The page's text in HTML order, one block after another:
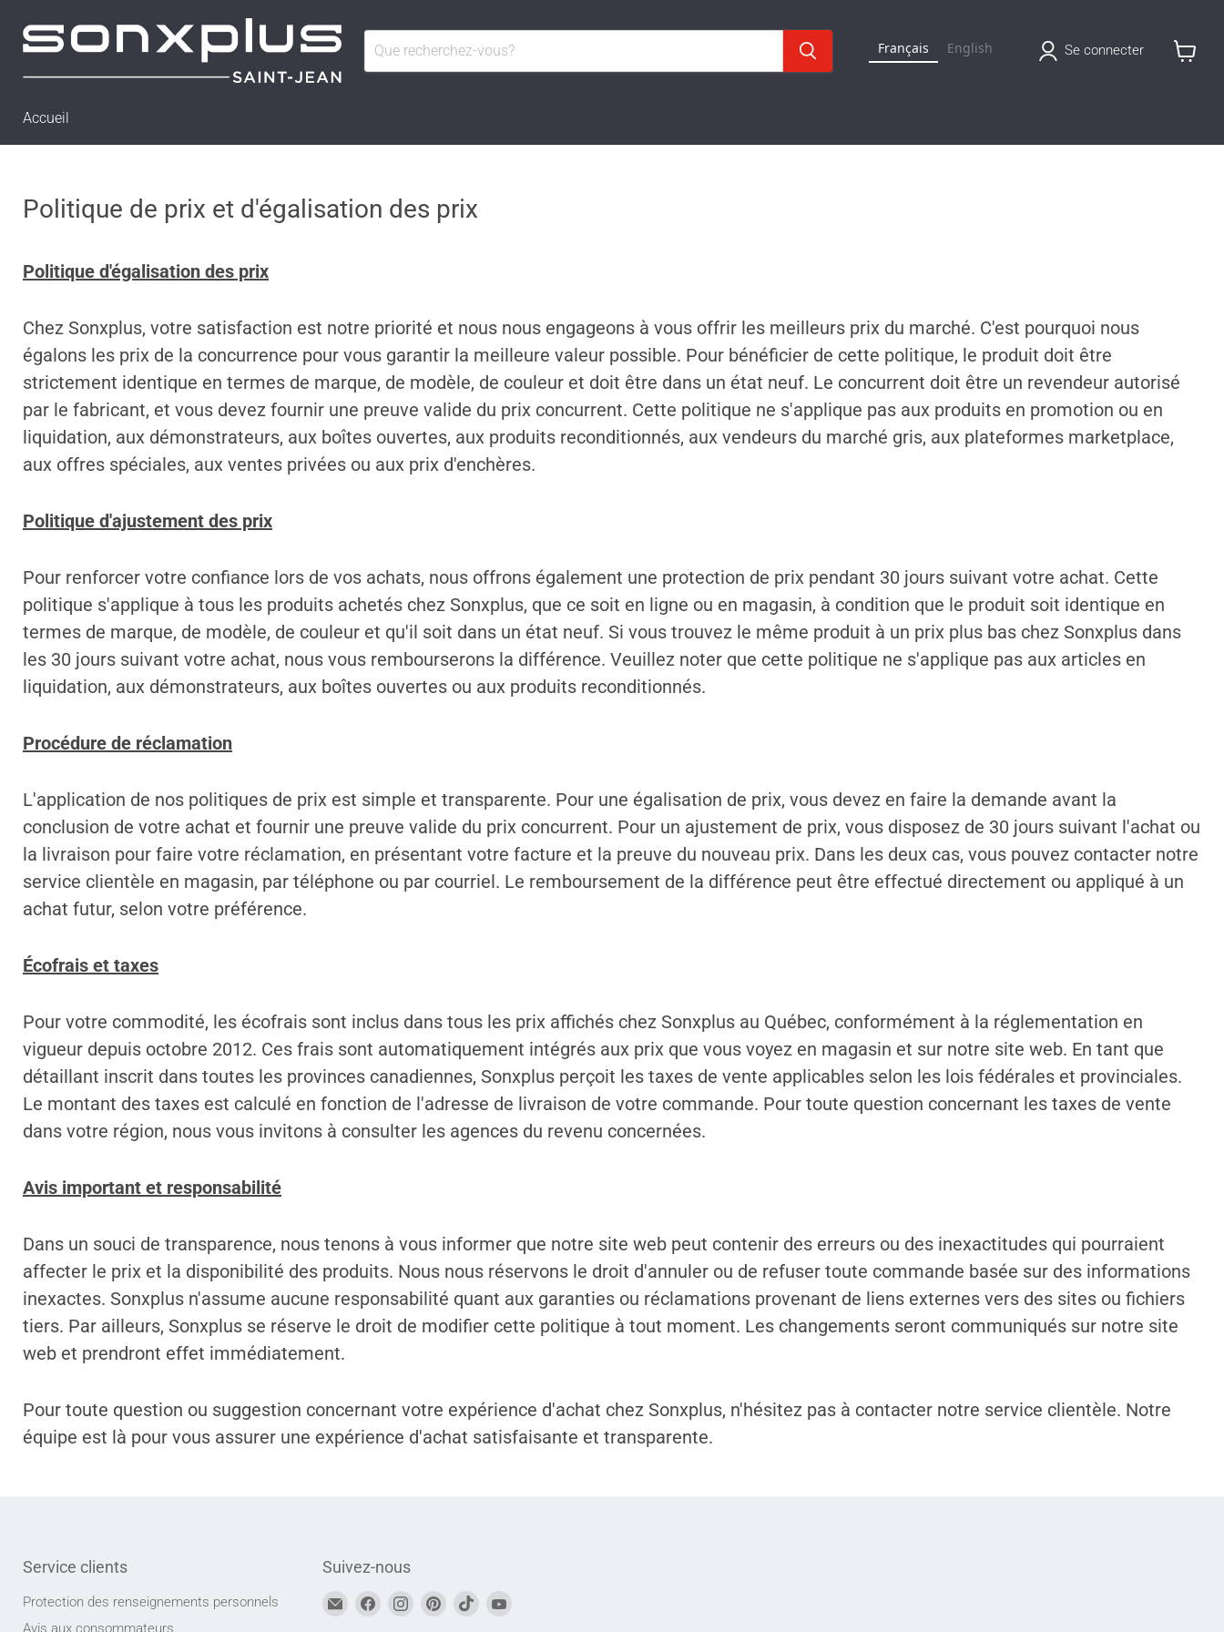
Français English Se connecter
Accueil
Politique de prix et d'égalisation des prix
Politique d'égalisation des prix
Chez Sonxplus, votre satisfaction est notre priorité et nous nous engageons à vous offrir les meilleurs prix du marché. C'est pourquoi nous
égalons les prix de la concurrence pour vous garantir la meilleure valeur possible. Pour bénéficier de cette politique, le produit doit être
strictement identique en termes de marque, de modèle, de couleur et doit être dans un état neuf. Le concurrent doit être un revendeur autorisé
par le fabricant, et vous devez fournir une preuve valide du prix concurrent. Cette politique ne s'applique pas aux produits en promotion ou en
liquidation, aux démonstrateurs, aux boîtes ouvertes, aux produits reconditionnés, aux vendeurs du marché gris, aux plateformes marketplace,
aux offres spéciales, aux ventes privées ou aux prix d'enchères.
Politique d'ajustement des prix
Pour renforcer votre confiance lors de vos achats, nous offrons également une protection de prix pendant 30 jours suivant votre achat. Cette
politique s'applique à tous les produits achetés chez Sonxplus, que ce soit en ligne ou en magasin, à condition que le produit soit identique en
termes de marque, de modèle, de couleur et qu'il soit dans un état neuf. Si vous trouvez le même produit à un prix plus bas chez Sonxplus dans
les 30 jours suivant votre achat, nous vous rembourserons la différence. Veuillez noter que cette politique ne s'applique pas aux articles en
liquidation, aux démonstrateurs, aux boîtes ouvertes ou aux produits reconditionnés.
Procédure de réclamation
L'application de nos politiques de prix est simple et transparente. Pour une égalisation de prix, vous devez en faire la demande avant la
conclusion de votre achat et fournir une preuve valide du prix concurrent. Pour un ajustement de prix, vous disposez de 30 jours suivant l'achat ou
la livraison pour faire votre réclamation, en présentant votre facture et la preuve du nouveau prix. Dans les deux cas, vous pouvez contacter notre
service clientèle en magasin, par téléphone ou par courriel. Le remboursement de la différence peut être effectué directement ou appliqué à un
achat futur, selon votre préférence.
Écofrais et taxes
Pour votre commodité, les écofrais sont inclus dans tous les prix affichés chez Sonxplus au Québec, conformément à la réglementation en
vigueur depuis octobre 2012. Ces frais sont automatiquement intégrés aux prix que vous voyez en magasin et sur notre site web. En tant que
détaillant inscrit dans toutes les provinces canadiennes, Sonxplus perçoit les taxes de vente applicables selon les lois fédérales et provinciales.
Le montant des taxes est calculé en fonction de l'adresse de livraison de votre commande. Pour toute question concernant les taxes de vente
dans votre région, nous vous invitons à consulter les agences du revenu concernées.
Avis important et responsabilité
Dans un souci de transparence, nous tenons à vous informer que notre site web peut contenir des erreurs ou des inexactitudes qui pourraient
affecter le prix et la disponibilité des produits. Nous nous réservons le droit d'annuler ou de refuser toute commande basée sur des informations
inexactes. Sonxplus n'assume aucune responsabilité quant aux garanties ou réclamations provenant de liens externes vers des sites ou fichiers
tiers. Par ailleurs, Sonxplus se réserve le droit de modifier cette politique à tout moment. Les changements seront communiqués sur notre site
web et prendront effet immédiatement.
Pour toute question ou suggestion concernant votre expérience d'achat chez Sonxplus, n'hésitez pas à contacter notre service clientèle. Notre
équipe est là pour vous assurer une expérience d'achat satisfaisante et transparente.
Service clients
Protection des renseignements personnels
Avis aux consommateurs
Suivez-nous
Trouvez-Trouvez-Trouvez-Trouvez-Trouvez-